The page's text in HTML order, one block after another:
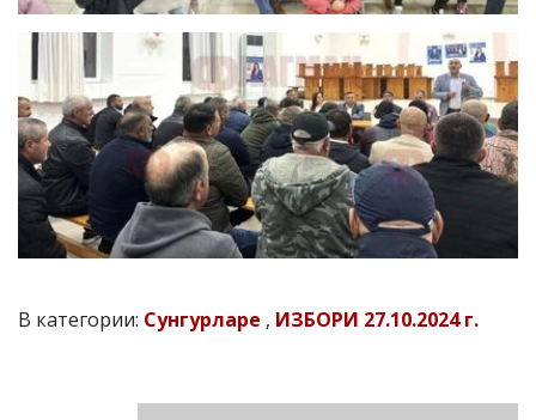
В категории: Сунгурларе , ИЗБОРИ 27.10.2024 г.